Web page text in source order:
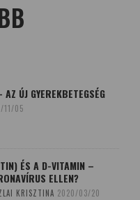
ÚJ GYEREKBETEGSÉG
11/05
ÉS A D-VITAMIN –
ELLEN?
KRISZTINA 2020/03/20